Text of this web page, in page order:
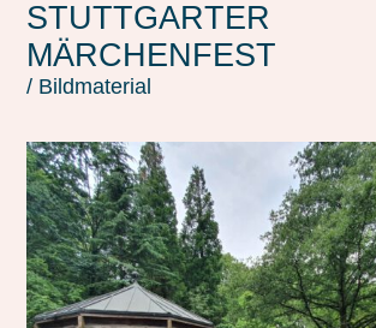
STUTTGARTER
MÄRCHENFEST
/ Bildmaterial